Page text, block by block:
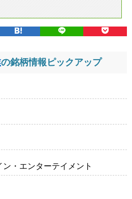
の銘柄情報ピックアップ
・エンターテイメント